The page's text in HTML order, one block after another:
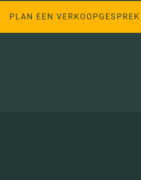
PLAN EEN VERKOOPGESPREK